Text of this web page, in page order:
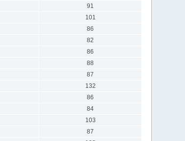
91
101
86
82
86
88
87
132
86
84
103
87